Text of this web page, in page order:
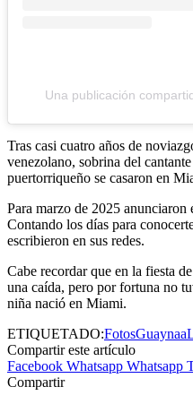
Una publicación
Tras casi cuatro años de
venezolano, sobrina del
puertorriqueño se casaron en
Para marzo de 2025 anunciaron
Contando los días para
escribieron en sus redes.
Cabe recordar que en la fiesta
una caída, pero por fortuna no
niña nació en Miami.
ETIQUETADO:FotosGuaynaa
Compartir este artículo
Facebook Whatsapp Whatsapp
Compartir